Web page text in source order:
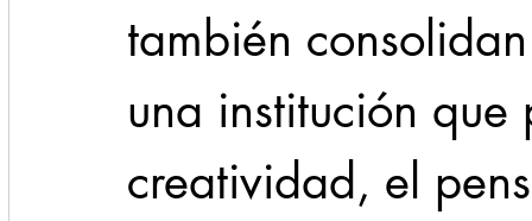
también
una institución
creatividad, el